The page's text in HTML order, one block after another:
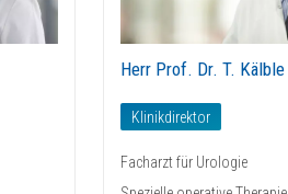
Herr Prof. Dr. T. Kälble
Klinikdirektor
Facharzt für Urologie